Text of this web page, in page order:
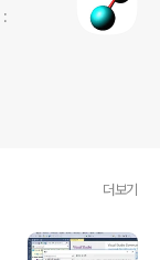
더보기